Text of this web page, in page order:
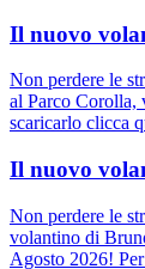
Il nuovo
Non perdere le
al Parco Corolla,
scaricarlo clicca
Il nuovo
Non perdere le
volantino di
Agosto 2026!